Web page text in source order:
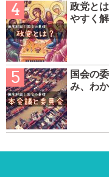
政党と
やすく
国会の
み、わ